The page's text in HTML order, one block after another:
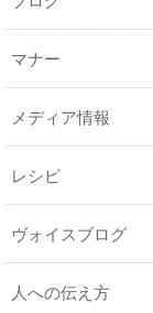
マナー
メディア情報
レシピ
ヴォイスブログ
人への伝え方